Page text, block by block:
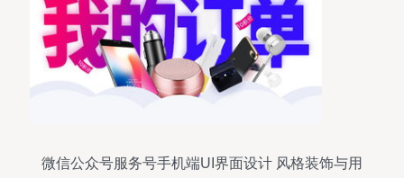
微信公众号服务号手机端UI界面设计 风格装饰与用